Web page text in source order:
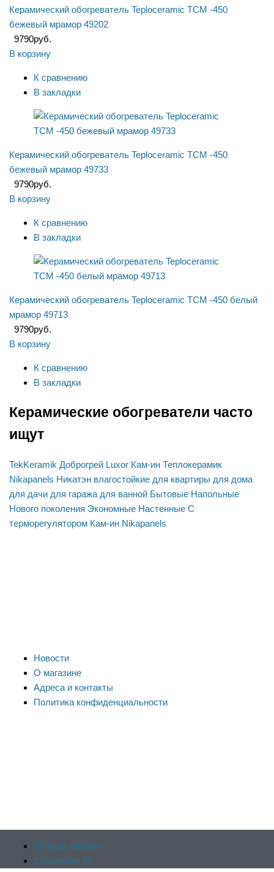
Керамический обогреватель Teploceramic TCM -450
бежевый мрамор 49202
9790руб.
В корзину
К сравнению
В закладки
Керамический обогреватель Teploceramic TCM -450
бежевый мрамор 49733
9790руб.
В корзину
К сравнению
В закладки
Керамический обогреватель Teploceramic TCM -450 белый
мрамор 49713
9790руб.
В корзину
К сравнению
В закладки
Керамические обогреватели часто
ищут
TekKeramik Доброгрей Luxor Кам-ин Теплокерамик
Nikapanels Никатэн влагостойкие для квартиры для дома
для дачи для гаража для ванной Бытовые Напольные
Нового поколения Экономные Настенные С
терморегулятором Кам-ин Nikapanels
Новости
О магазине
Адреса и контакты
Политика конфиденциальности
Личный кабинет
Сравнение (0)